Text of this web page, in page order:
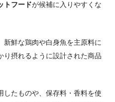
トフードが候補に入りやすくな
新鮮な鶏肉や白身魚を主原料に
り摂れるように設計された商品
したものや、保存料・香料を使